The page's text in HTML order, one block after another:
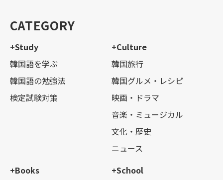
CATEGORY
+Study
韓国語を学ぶ
韓国語の勉強法
検定試験対策
+Culture
韓国旅行
韓国グルメ・レシピ
映画・ドラマ
音楽・ミュージカル
文化・歴史
ニュース
+Books
+School